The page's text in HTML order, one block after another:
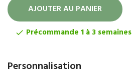
AJOUTER AU PANIER
 Précommande 1 à 3 semaines
Personnalisation